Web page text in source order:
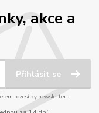
akce a
Přihlásit se
rozesílky newsletteru.